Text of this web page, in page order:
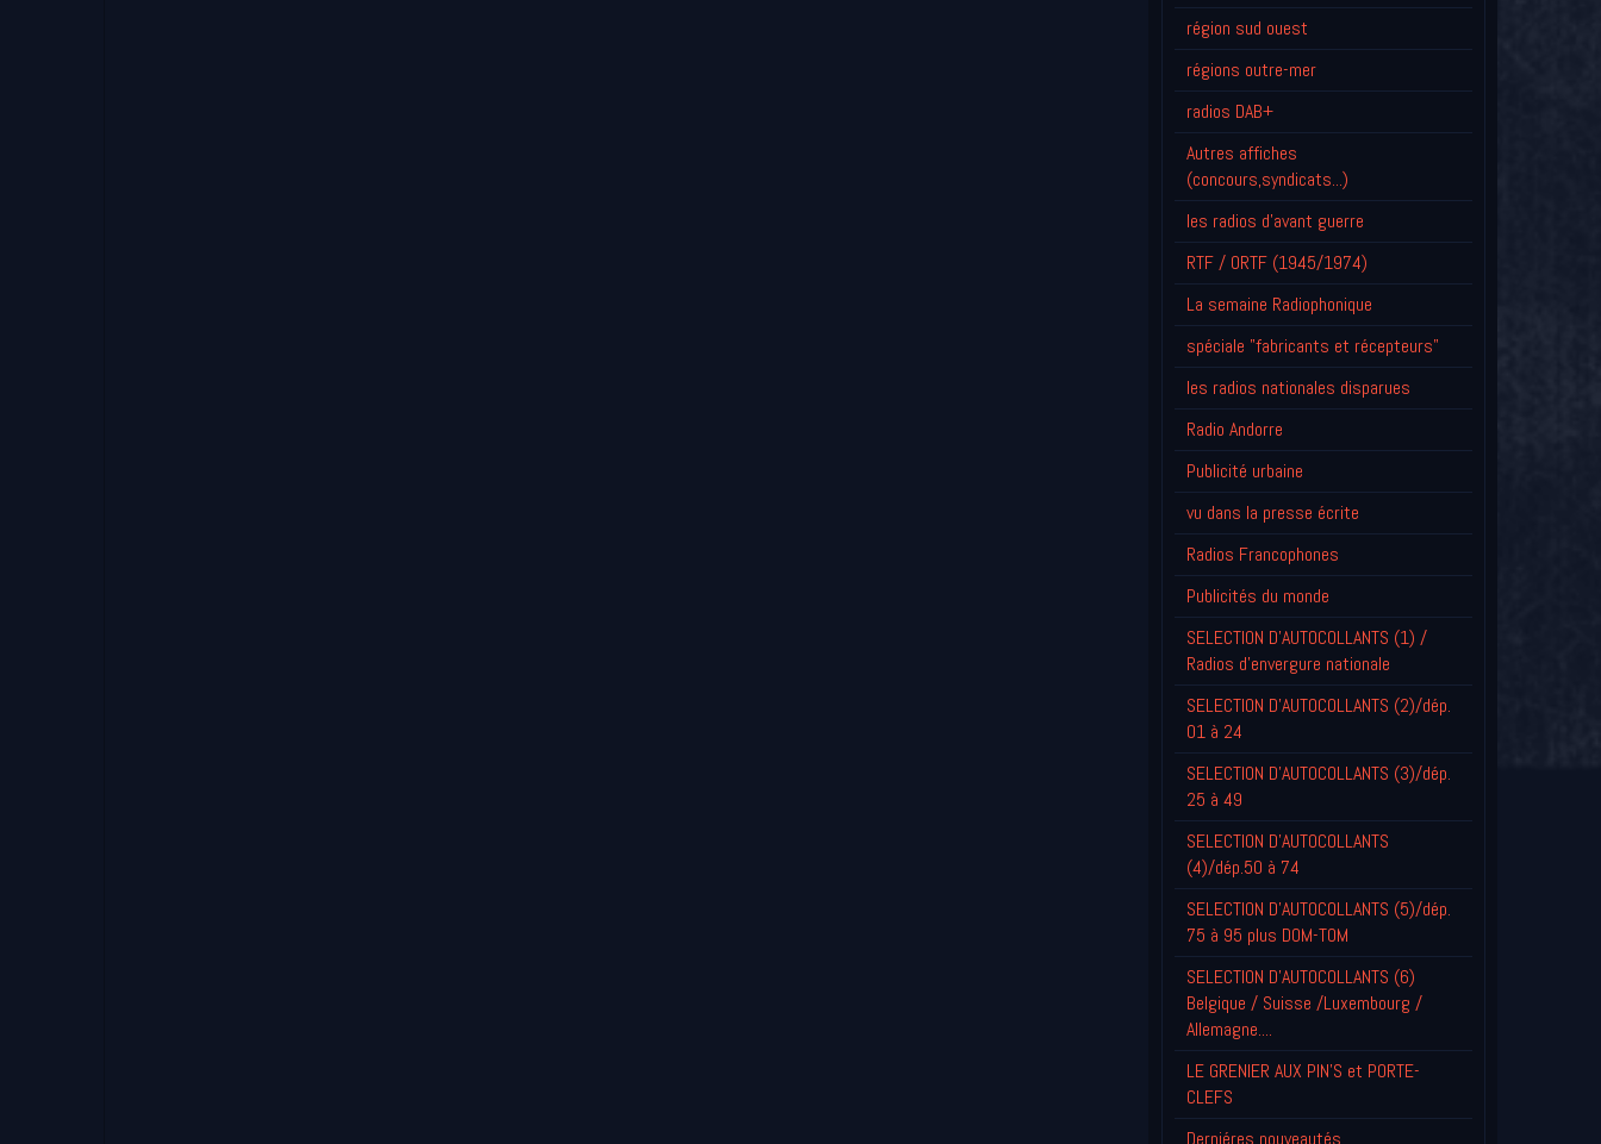
région sud ouest
régions outre-mer
radios DAB+
Autres affiches
(concours,syndicats...)
les radios d'avant guerre
RTF / ORTF (1945/1974)
La semaine Radiophonique
spéciale "fabricants et récepteurs"
les radios nationales disparues
Radio Andorre
Publicité urbaine
vu dans la presse écrite
Radios Francophones
Publicités du monde
SELECTION D'AUTOCOLLANTS (1) /
Radios d'envergure nationale
SELECTION D'AUTOCOLLANTS (2)/dép.
01 à 24
SELECTION D'AUTOCOLLANTS (3)/dép.
25 à 49
SELECTION D'AUTOCOLLANTS
(4)/dép.50 à 74
SELECTION D'AUTOCOLLANTS (5)/dép.
75 à 95 plus DOM-TOM
SELECTION D'AUTOCOLLANTS (6)
Belgique / Suisse /Luxembourg /
Allemagne....
LE GRENIER AUX PIN'S et PORTE-
CLEFS
Derniéres nouveautés